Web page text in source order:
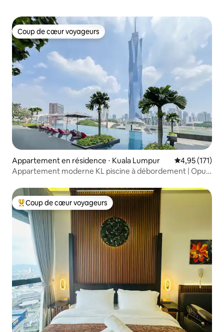
Coup de cœur voyageurs
Coup de cœur voyageurs
Appartement en résidence ⋅ Kuala Lumpur Évaluation
4,95 (171)
Appartement moderne KL piscine à débordement | Opus
Coups de cœur voyageurs les plus appréciés
Coup de cœur voyageurs